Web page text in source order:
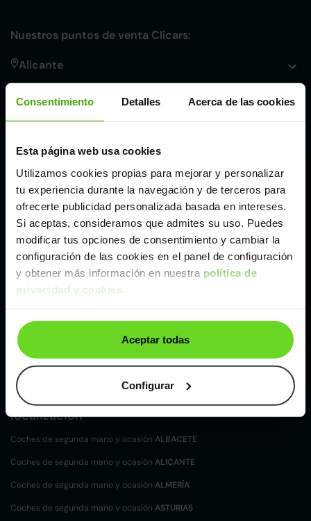
Consentimiento Detalles Acerca de las cookies
Esta página web usa cookies
Utilizamos cookies propias para mejorar y personalizar
tu experiencia durante la navegación y de terceros para
ofrecerte publicidad personalizada basada en intereses.
Si aceptas, consideramos que admites su uso. Puedes
modificar tus opciones de consentimiento y cambiar la
configuración de las cookies en el panel de configuración
y obtener más información en nuestra política de
privacidad y cookies
Aceptar todas
Configurar
Nuestros puntos de venta Clicars:
Alicante
Córdoba
Madrid
Málaga
Valencia
Zaragoza
Ver DS DS 7 Crossback de segunda mano y
ocasión
DS DS 7 Crossback de segunda mano y ocasión
Coches desegunda mano y ocasión por
localización
Coches de segunda mano y ocasión ALBACETE
Coches de segunda mano y ocasión ALICANTE
Coches de segunda mano y ocasión ALMERÍA
Coches de segunda mano y ocasión ASTURIAS